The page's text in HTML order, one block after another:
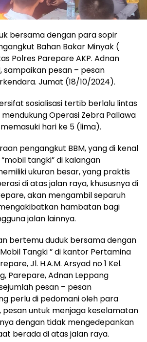
bersama dengan para sopir
Bahan Bakar Minyak (
Polres Parepare AKP. Adnan
sampaikan pesan – pesan
Jumat (18/10/2024).
sosialisasi tertib berlalu lintas
Operasi Zebra Pallawa
hari ke 5 (lima).
pengangkut BBM, yang di kenal
tangki” di kalangan
ukuran besar, yang praktis
di atas jalan raya, khususnya di
akan mengambil separuh
hambatan bagi
jalan lainnya.
bertemu duduk bersama dengan
Tangki ” di kantor Pertamina
Jl. H.A.M. Arsyad no 1 Kel.
Parepare, Adnan Leppang
pesan – pesan
perlu di pedomani oleh para
pesan untuk menjaga keselamatan
dengan tidak mengedepankan
berada di atas jalan raya.